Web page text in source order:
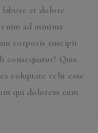
labore et dolore
ad minima
corporis suscipit
consequatur? Quis
voluptate velit esse
qui dolorem eum